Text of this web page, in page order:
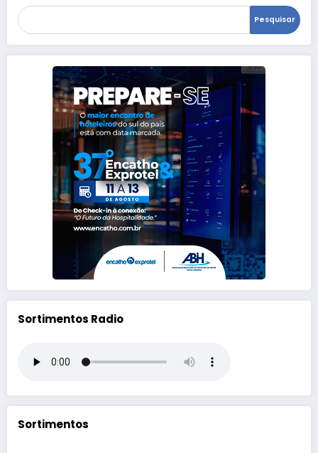
Pesquisar
Sortimentos Radio
Sortimentos